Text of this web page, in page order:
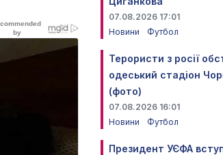
07.08.2026 17:01
Новини
Футбол
Терористи з росії
одеський стадіон
(фото)
07.08.2026 16:01
Новини
Футбол
Президент УЄФА